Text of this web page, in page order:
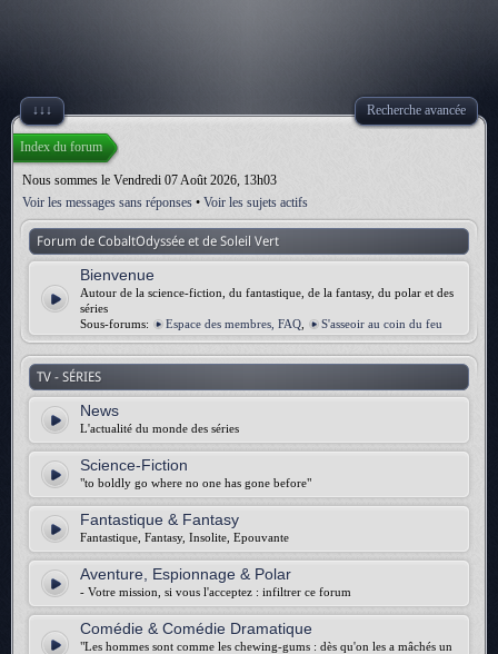
↓↓↓ Recherche avancée
Index du forum
Nous sommes le Vendredi 07 Août 2026, 13h03
Voir les messages sans réponses • Voir les sujets actifs
Forum de CobaltOdyssée et de Soleil Vert
Bienvenue
Autour de la science-fiction, du fantastique, de la fantasy, du polar et des
séries
Sous-forums:
Espace des membres, FAQ S'asseoir au coin du feu
TV - SÉRIES
News
L'actualité du monde des séries
Science-Fiction
"to boldly go where no one has gone before"
Fantastique & Fantasy
Fantastique, Fantasy, Insolite, Epouvante
Aventure, Espionnage & Polar
- Votre mission, si vous l'acceptez : infiltrer ce forum
Comédie & Comédie Dramatique
"Les hommes sont comme les chewing-gums : dès qu'on les a mâchés un